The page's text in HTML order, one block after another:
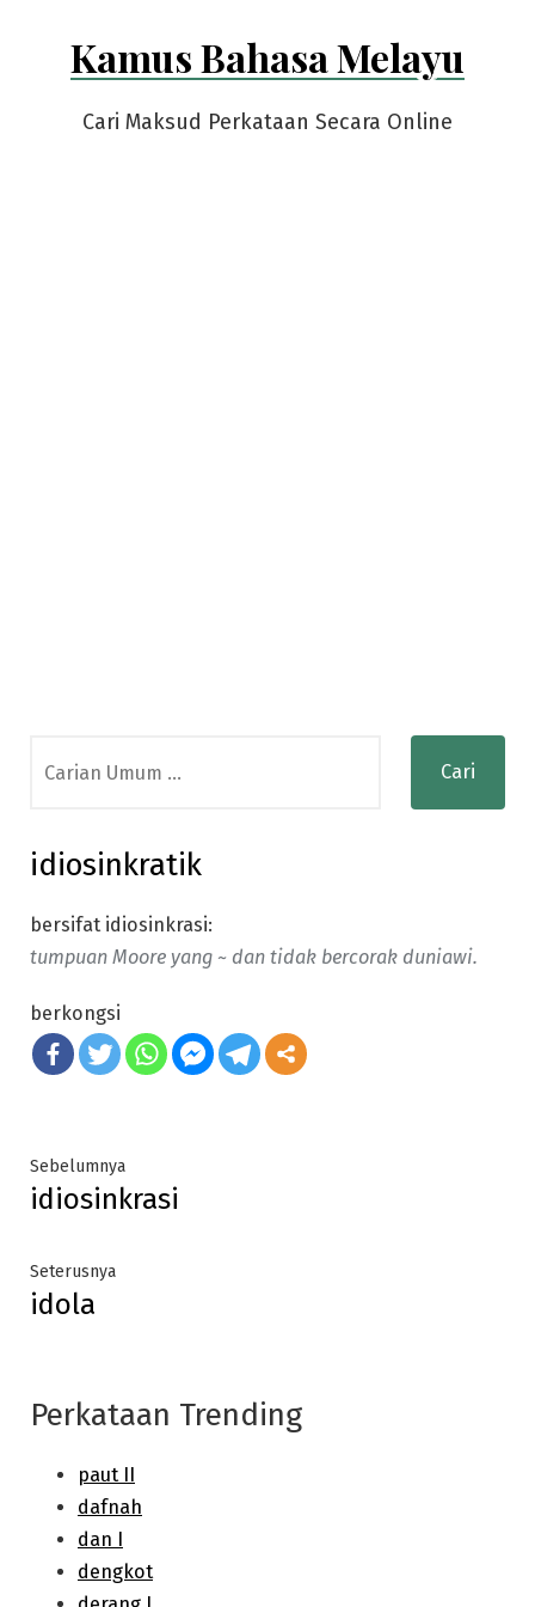
Kamus Bahasa Melayu
Cari Maksud Perkataan Secara Online
for:
idiosinkratik
bersifat idiosinkrasi:
tumpuan Moore yang ~ dan tidak bercorak duniawi.
berkongsi
Post
navigation
SebelumnyaPrevious
post:
idiosinkrasi
SeterusnyaNext
idola
Perkataan Trending